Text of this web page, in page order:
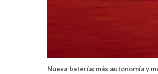
Nueva batería: más autonomía y